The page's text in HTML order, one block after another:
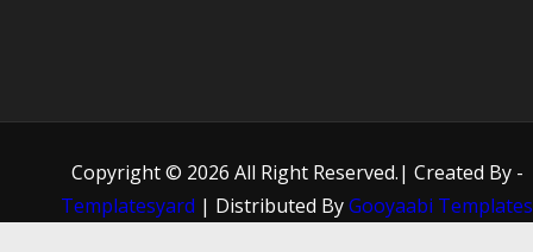
Copyright © 2026 All Right Reserved.| Created By -
Templatesyard | Distributed ByGooyaabi Templates